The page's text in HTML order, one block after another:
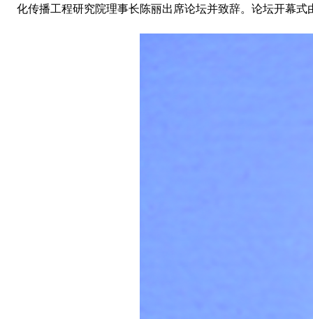
化传播工程研究院理事长陈丽出席论坛并致辞。论坛开幕式